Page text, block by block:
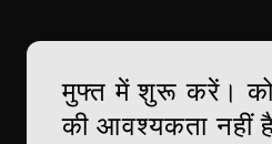
मुफ्त में शुरू करें।
की आवश्यकता नहीं